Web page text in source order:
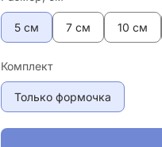
5 см 7 см 10 см
Комплект
Только формочка